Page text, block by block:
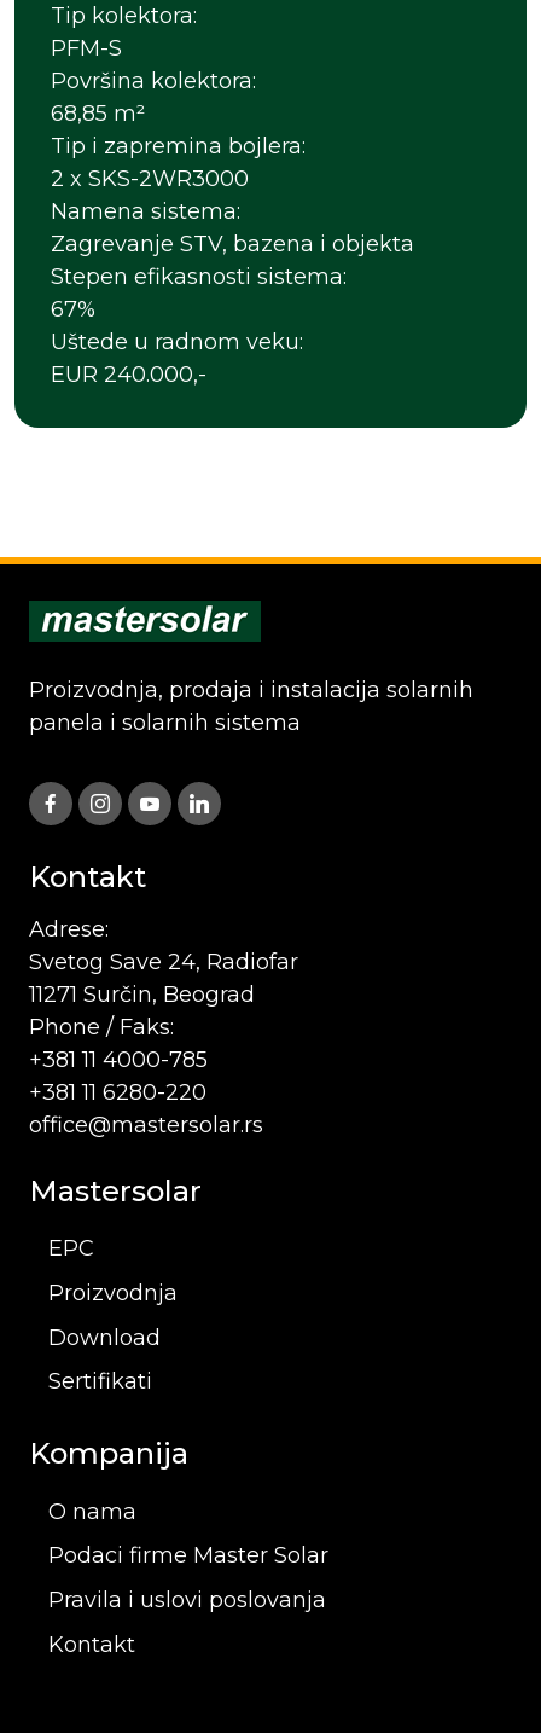
Tip kolektora:
PFM-S
Površina kolektora:
68,85 m²
Tip i zapremina bojlera:
2 x SKS-2WR3000
Namena sistema:
Zagrevanje STV, bazena i objekta
Stepen efikasnosti sistema:
67%
Uštede u radnom veku:
EUR 240.000,-
Proizvodnja, prodaja i instalacija solarnih
panela i solarnih sistema
Kontakt
Adrese:
Svetog Save 24, Radiofar
11271 Surčin, Beograd
Phone / Faks:
+381 11 4000-785
+381 11 6280-220
office@mastersolar.rs
Mastersolar
EPC
Proizvodnja
Download
Sertifikati
Kompanija
O nama
Podaci firme Master Solar
Pravila i uslovi poslovanja
Kontakt